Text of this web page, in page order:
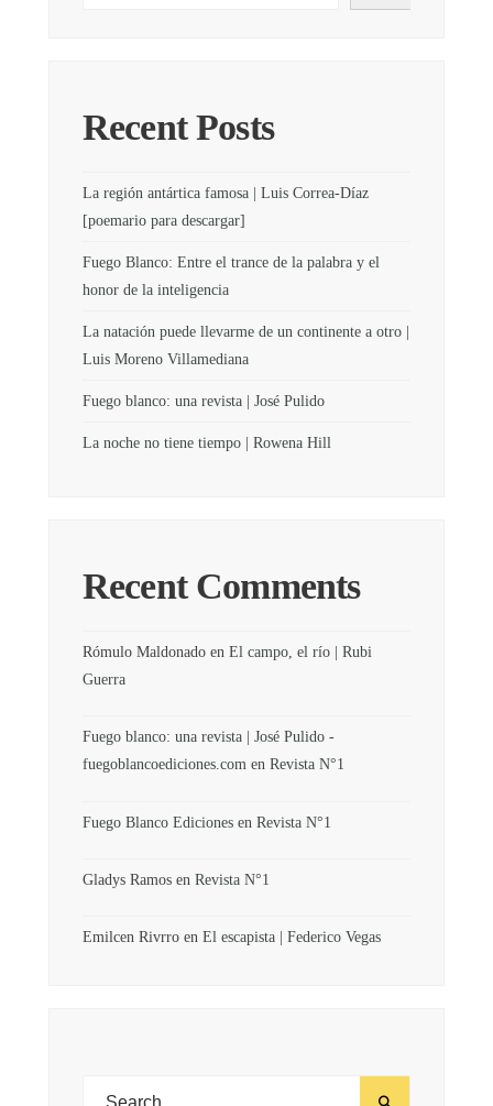
Recent Posts
La región antártica famosa | Luis Correa-Díaz
[poemario para descargar]
Fuego Blanco: Entre el trance de la palabra y el
honor de la inteligencia
La natación puede llevarme de un continente a otro |
Luis Moreno Villamediana
Fuego blanco: una revista | José Pulido
La noche no tiene tiempo | Rowena Hill
Recent Comments
Rómulo Maldonado en El campo, el río | Rubi
Guerra
Fuego blanco: una revista | José Pulido -
fuegoblancoediciones.com en Revista N°1
Fuego Blanco Ediciones en Revista N°1
Gladys Ramos en Revista N°1
Emilcen Rivrro en El escapista | Federico Vegas